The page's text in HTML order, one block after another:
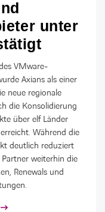
unter
VMware-
Axians als einer
neue regionale
die Konsolidierung
über elf Länder
Während die
deutlich reduziert
weiterhin die
Renewals und